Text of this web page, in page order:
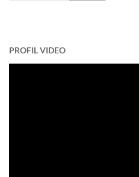
PROFIL VIDEO